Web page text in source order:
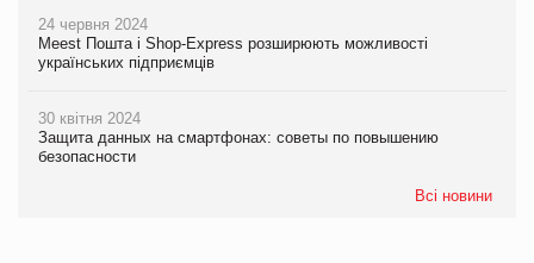
24 червня 2024
Meest Пошта і Shop-Express розширюють можливості
українських підприємців
30 квітня 2024
Защита данных на смартфонах: советы по повышению
безопасности
Всі новини